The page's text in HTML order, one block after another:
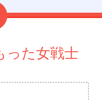
った女戦士